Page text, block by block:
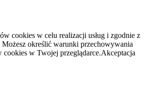
cookies w celu realizacji usług i zgodnie z
określić warunki przechowywania
cookies w Twojej przeglądarce.Akceptacja